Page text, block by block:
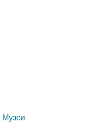
Музеи